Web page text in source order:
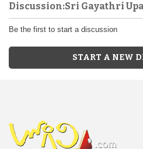
Discussion:Sri Gayathri
Be the first to start a discussion
START A NEW